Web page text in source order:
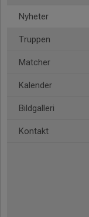
Nyheter
Truppen
Matcher
Kalender
Bildgalleri
Kontakt